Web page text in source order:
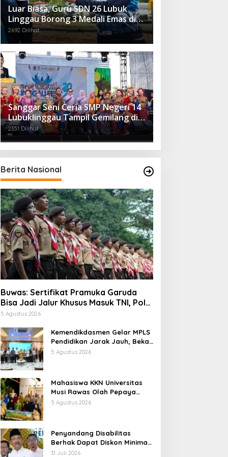
Luar Biasa, Guru SDN 26 Lubuk
Linggau Borong 3 Medali Emas di
Tiga Cabor Berbeda
2692 Dilihat
Sanggar Seni Ceria SMP Negeri 14
Lubuklinggau Tampil Gemilang di
Linggau Fest 2025
2351 Dilihat
Berita Nasional
Buwas: Sertifikat Pramuka Garuda
Bisa Jadi Jalur Khusus Masuk TNI, Polri,
dan Perguruan Tinggi
5 Agustus 2026
Kemendikdasmen Gelar MPLS
Pendidikan Jarak Jauh, Bekali
Murid Bangun Kemandirian
5 Agustus 2026
Mahasiswa KKN Universitas
Musi Rawas Olah Pepaya
Menjadi Produk Bernilai Jual
5 Agustus 2026
Penyandang Disabilitas
Berhak Dapat Diskon Minimal
20 Persen untuk Biaya
31 Juli 2026